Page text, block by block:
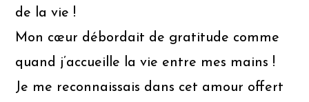
de la vie !
Mon cœur débordait de gratitude comme
quand j’accueille la vie entre mes mains !
Je me reconnaissais dans cet amour offert